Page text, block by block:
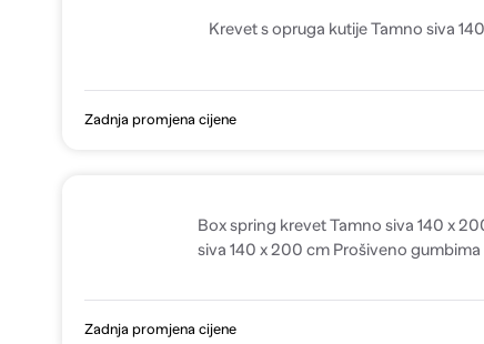
Krevet s opruga kutije Tamno siva
Zadnja promjena cijene
Box spring krevet Tamno siva 140 x
siva 140 x 200 cm Prošiveno gumbima
Zadnja promjena cijene